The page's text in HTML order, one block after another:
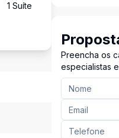
1 Suíte
Preencha os
especialistas